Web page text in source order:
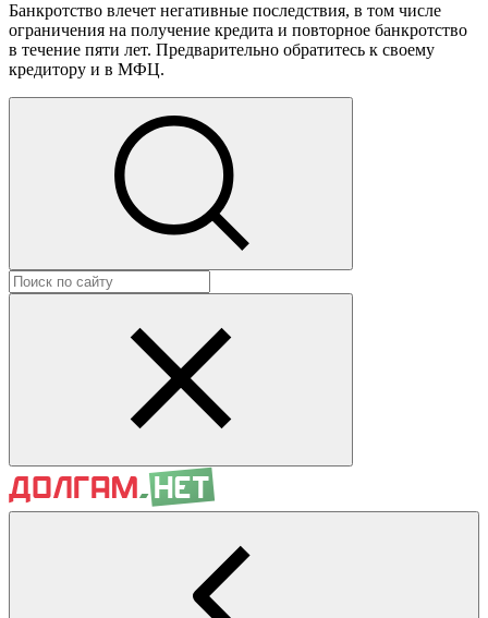
Банкротство влечет негативные последствия, в том числе
ограничения на получение кредита и повторное банкротство
в течение пяти лет. Предварительно обратитесь к своему
кредитору и в МФЦ.